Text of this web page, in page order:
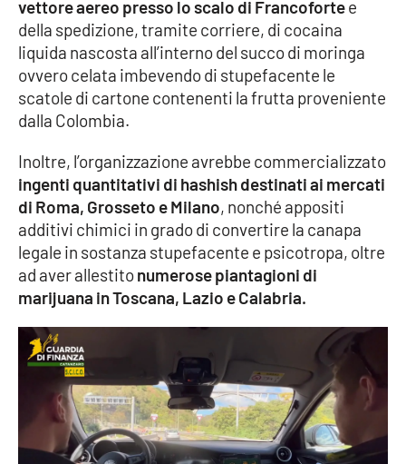
vettore aereo presso lo scalo di Francofortee
della spedizione, tramite corriere, di cocaina
liquida nascosta all’interno del succo di moringa
ovvero celata imbevendo di stupefacente le
scatole di cartone contenenti la frutta proveniente
dalla Colombia.
Inoltre, l’organizzazione avrebbe commercializzato
ingenti quantitativi di hashish destinati ai mercati
di Roma, Grosseto e Milano, nonché appositi
additivi chimici in grado di convertire la canapa
legale in sostanza stupefacente e psicotropa, oltre
ad aver allestitonumerose piantagioni di
marijuana in Toscana, Lazio e Calabria.